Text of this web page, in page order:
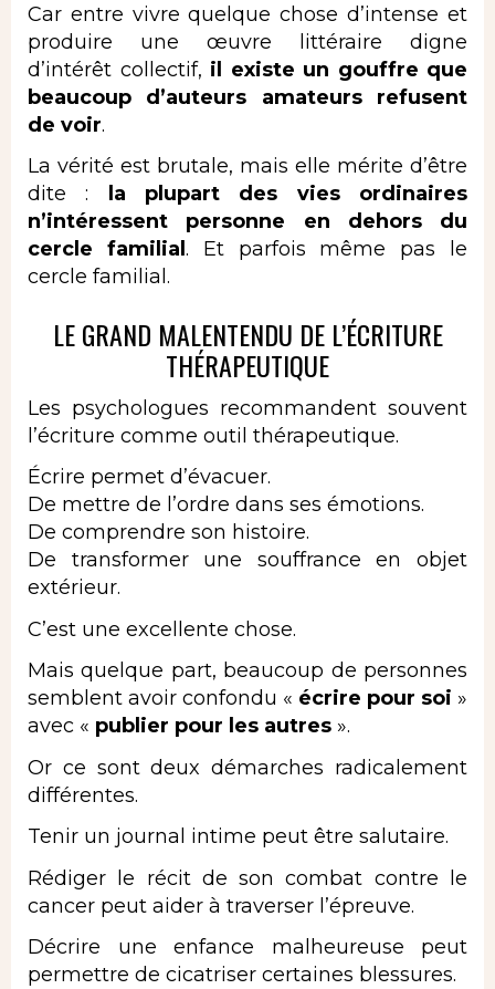
Car entre vivre quelque chose d’intense et
produire une œuvre littéraire digne
d’intérêt collectif, il existe un gouffre que
beaucoup d’auteurs amateurs refusent
de voir.
La vérité est brutale, mais elle mérite d’être
dite :
la plupart des vies ordinaires
n’intéressent personne en dehors du
cercle familial . Et parfois même pas le
cercle familial.
LE GRAND MALENTENDU DE L’ÉCRITURE
THÉRAPEUTIQUE
Les psychologues recommandent souvent
l’écriture comme outil thérapeutique.
Écrire permet d’évacuer.
De mettre de l’ordre dans ses émotions.
De comprendre son histoire.
De transformer une souffrance en objet
extérieur.
C’est une excellente chose.
Mais quelque part, beaucoup de personnes
semblent avoir confondu « écrire pour soi »
avec « publier pour les autres ».
Or ce sont deux démarches radicalement
différentes.
Tenir un journal intime peut être salutaire.
Rédiger le récit de son combat contre le
cancer peut aider à traverser l’épreuve.
Décrire une enfance malheureuse peut
permettre de cicatriser certaines blessures.